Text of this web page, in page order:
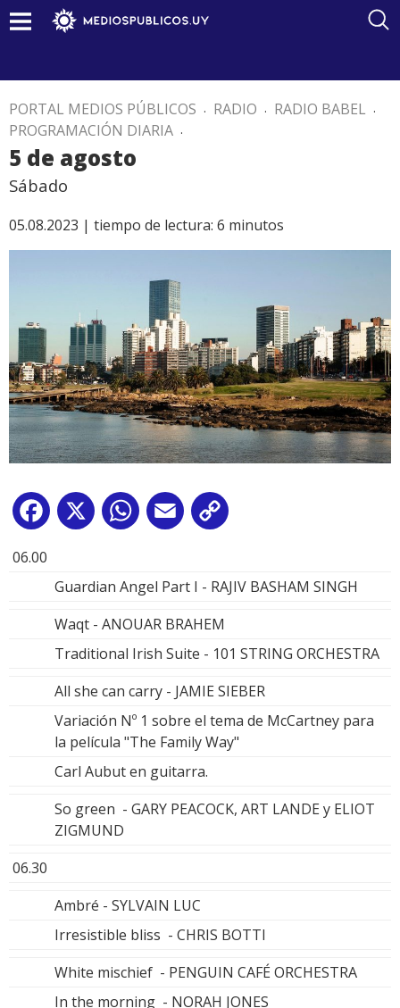
PORTAL MEDIOS PÚBLICOS . RADIO . RADIO BABEL .
PROGRAMACIÓN DIARIA .
5 de agosto
Sábado
05.08.2023 | tiempo de lectura: 6 minutos
Facebook
X WhatsApp
Email
06.00
Guardian Angel Part I - RAJIV BASHAM SINGH
Waqt - ANOUAR BRAHEM
Traditional Irish Suite - 101 STRING ORCHESTRA
All she can carry - JAMIE SIEBER
Variación Nº 1 sobre el tema de McCartney para
la película "The Family Way"
Carl Aubut en guitarra.
So green - GARY PEACOCK, ART LANDE y ELIOT
ZIGMUND
06.30
Ambré - SYLVAIN LUC
Irresistible bliss - CHRIS BOTTI
White mischief - PENGUIN CAFÉ ORCHESTRA
In the morning - NORAH JONES